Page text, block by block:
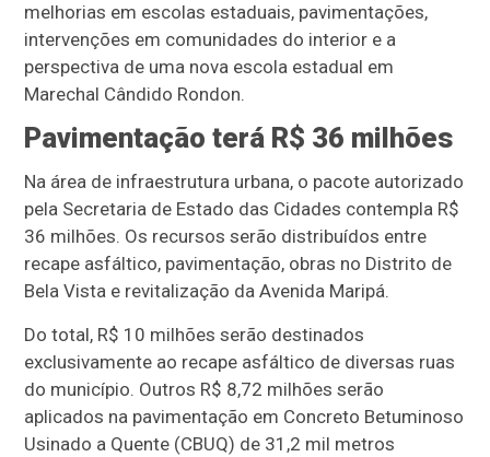
melhorias em escolas estaduais, pavimentações,
intervenções em comunidades do interior e a
perspectiva de uma nova escola estadual em
Marechal Cândido Rondon.
Pavimentação terá R$ 36 milhões
Na área de infraestrutura urbana, o pacote autorizado
pela Secretaria de Estado das Cidades contempla R$
36 milhões. Os recursos serão distribuídos entre
recape asfáltico, pavimentação, obras no Distrito de
Bela Vista e revitalização da Avenida Maripá.
Do total, R$ 10 milhões serão destinados
exclusivamente ao recape asfáltico de diversas ruas
do município. Outros R$ 8,72 milhões serão
aplicados na pavimentação em Concreto Betuminoso
Usinado a Quente (CBUQ) de 31,2 mil metros